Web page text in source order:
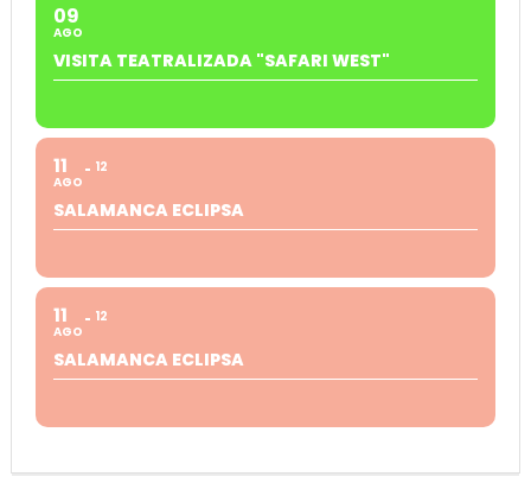
09
AGO
VISITA TEATRALIZADA "SAFARI WEST"
11
AGO
12
SALAMANCA ECLIPSA
11
AGO
12
SALAMANCA ECLIPSA